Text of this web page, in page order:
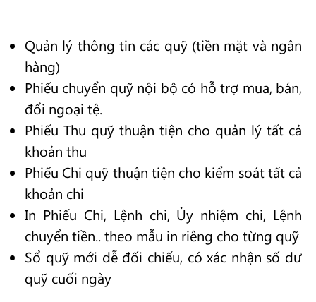
Quản lý thông tin các quỹ (tiền mặt và ngân
hàng)
Phiếu chuyển quỹ nội bộ có hỗ trợ mua, bán,
đổi ngoại tệ.
Phiếu Thu quỹ thuận tiện cho quản lý tất cả
khoản thu
Phiếu Chi quỹ thuận tiện cho kiểm soát tất cả
khoản chi
In Phiếu Chi, Lệnh chi, Ủy nhiệm chi, Lệnh
chuyển tiền.. theo mẫu in riêng cho từng quỹ
Sổ quỹ mới dễ đối chiếu, có xác nhận số dư
quỹ cuối ngày